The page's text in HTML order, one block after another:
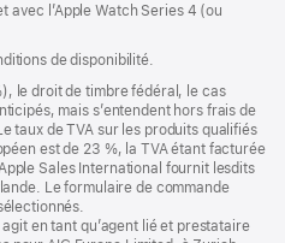
fenêtre)
avec l’Apple Watch Series 4 (ou
de disponibilité.
le droit de timbre fédéral, le cas
mais s’entendent hors frais de
taux de TVA sur les produits qualifiés
est de 23 %, la TVA étant facturée
Sales International fournit lesdits
Le formulaire de commande
en tant qu’agent lié et prestataire